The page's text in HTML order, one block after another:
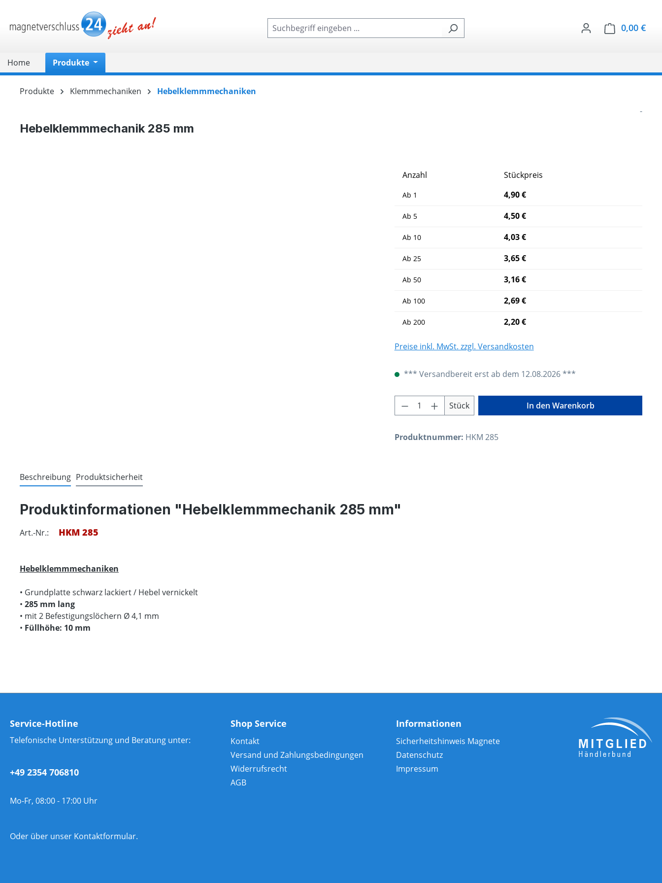
Zur Hauptnavigation springen
0,00 €
Home Produkte
Produkte Klemmmechaniken Hebelklemmmechaniken
Hebelklemmmechanik 285 mm
-
Anzahl Stückpreis
Ab 1 4,90 €
Ab 5 4,50 €
Ab 10 4,03 €
Ab 25 3,65 €
Ab 50 3,16 €
Ab 100 2,69 €
Ab 200 2,20 €
Preise inkl. MwSt. zzgl. Versandkosten
*** Versandbereit erst ab dem 12.08.2026 ***
Produkt Anzahl: Gib den gewünschten Wert
Stück In den Warenkorb
Produktnummer: HKM 285
Beschreibung Produktsicherheit
Produktinformationen "Hebelklemmmechanik 285 mm"
Art.-Nr.: HKM 285
Hebelklemmmechaniken
• Grundplatte schwarz lackiert / Hebel vernickelt
• 285 mm lang
• mit 2 Befestigungslöchern Ø 4,1 mm
• Füllhöhe: 10 mm
Service-Hotline
Telefonische Unterstützung und Beratung unter:
+49 2354 706810
Mo-Fr, 08:00 - 17:00 Uhr
Oder über unser Kontaktformular.
Shop Service
Kontakt
Versand und Zahlungsbedingungen
Widerrufsrecht
AGB
Informationen
Sicherheitshinweis Magnete
Datenschutz
Impressum